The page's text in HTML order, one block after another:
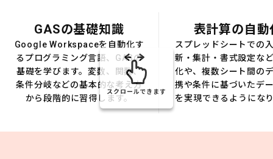
GASの基礎知識
Google Workspaceを自動化す
るプログラミング言語、GASの
基礎を学びます。変数、関数、
条件分岐などの基本的な考え方
から段階的に習得します。
表計算の自動
スプレッドシートでの
新・集計・書式設定な
化や、複数シート間の
携や条件に基づいたデ
を実現できるようにな
スクロールできます